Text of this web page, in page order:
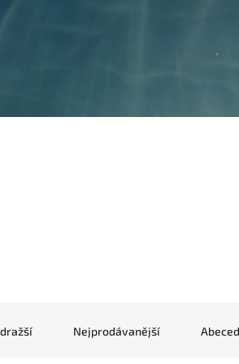
Nejprodávanější